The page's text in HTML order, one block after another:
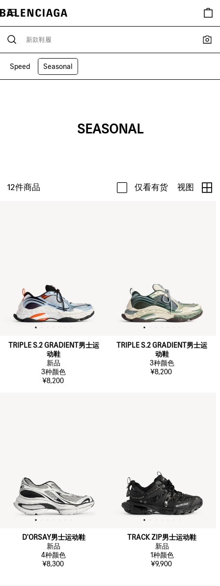
Speed Seasonal
SEASONAL
12件商品 仅看有货 视图
TRIPLE S.2 GRADIENT男士运
动鞋
新品
3种颜色
¥8,200
TRIPLE S.2 GRADIENT男士运
动鞋
3种颜色
¥8,200
D'ORSAY男士运动鞋
新品
4种颜色
¥8,300
TRACK ZIP男士运动鞋
新品
1种颜色
¥9,900